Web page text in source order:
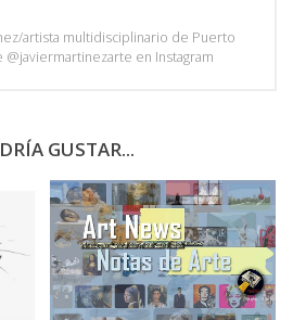
artista multidisciplinario de Puerto
@javiermartinezarte en Instagram
GUSTAR...